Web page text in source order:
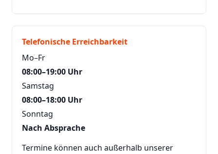
Telefonische Erreichbarkeit
Mo–Fr
08:00–19:00 Uhr
Samstag
08:00–18:00 Uhr
Sonntag
Nach Absprache
Termine können auch außerhalb unserer